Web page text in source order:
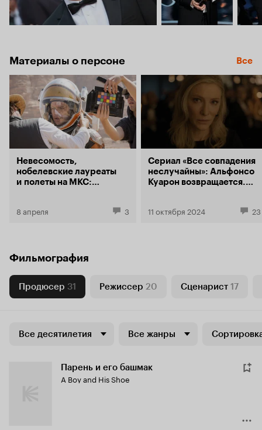
Материалы о персоне Все
Невесомость,
нобелевские лауреаты
и полеты на МКС:
8 апреля 3
Сериал «Все совпадения
неслучайны»: Альфонсо
Куарон возвращается.
11 октября 2024 23
Фильмография
Продюсер 31 Режиссер 20 Сценарист 17
Все десятилетия Все жанры
Парень и его башмак
A Boy and His Shoe